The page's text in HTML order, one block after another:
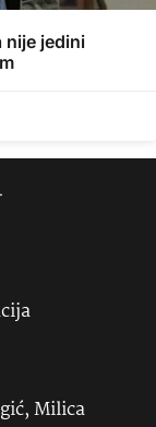
nije jedini
Milica